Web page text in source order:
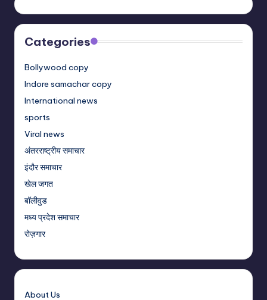
Categories
Bollywood copy
Indore samachar copy
International news
sports
Viral news
अंतरराष्ट्रीय समाचार
इंदौर समाचार
खेल जगत
बॉलीवुड
मध्य प्रदेश समाचार
रोज़गार
About Us